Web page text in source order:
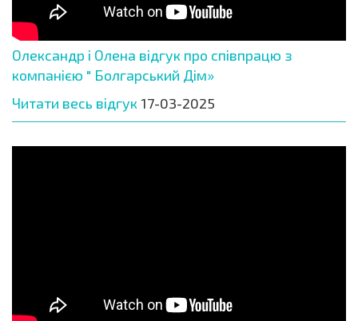
Олександр і Олена відгук про співпрацю з
компанією " Болгарський Дім»
Читати весь відгук 17-03-2025